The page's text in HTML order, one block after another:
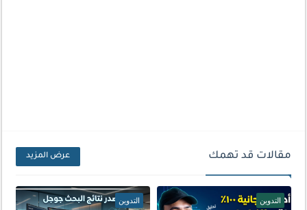
مقالات قد تهمك عرض المزيد
التدوين التدوين